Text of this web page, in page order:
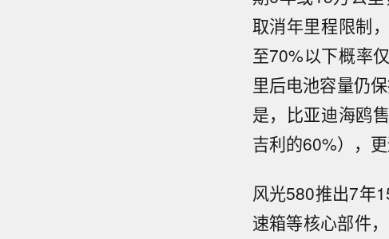
取消年里程限制
至70%以下概率
里后电池容量仍
是，比亚迪海鸥
吉利的60%），
风光580推出7年
速箱等核心部件